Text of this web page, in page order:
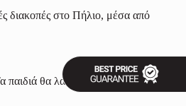
διακοπές στο Πήλιο, μέσα από
θα λατρέψουν τις ασφαλείς και